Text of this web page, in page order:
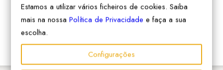
Estamos a utilizar vários ficheiros de cookies. Saiba
mais na nossaPolítica de Privacidade e faça a sua
escolha.
Configurações